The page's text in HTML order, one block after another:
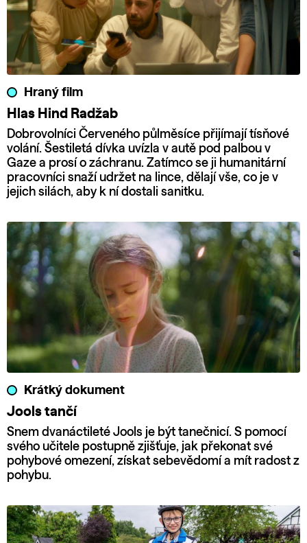
Hraný film
Hlas Hind Radžab
Dobrovolníci Červeného půlměsíce přijímají tísňové
volání. Šestiletá dívka uvízla v autě pod palbou v
Gaze a prosí o záchranu. Zatímco se ji humanitární
pracovníci snaží udržet na lince, dělají vše, co je v
jejich silách, aby k ní dostali sanitku.
Krátký dokument
Jools tančí
Snem dvanáctileté Jools je být tanečnicí. S pomocí
svého učitele postupně zjišťuje, jak překonat své
pohybové omezení, získat sebevědomí a mít radost z
pohybu.